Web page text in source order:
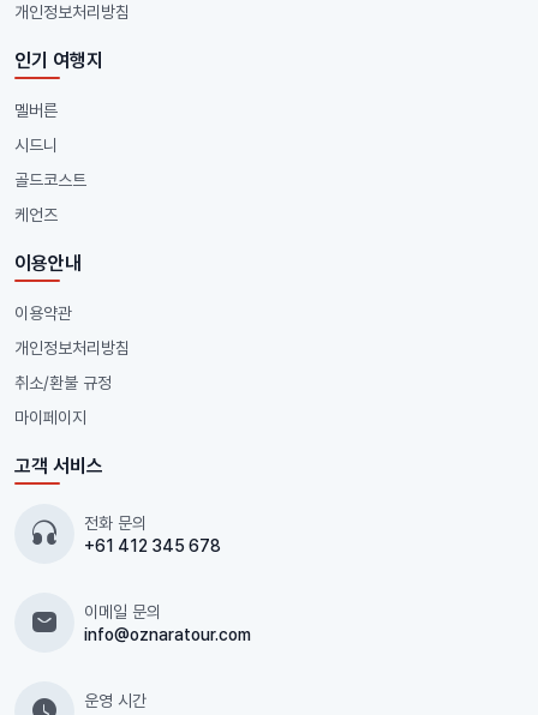
개인정보처리방침
인기 여행지
멜버른
시드니
골드코스트
케언즈
이용안내
이용약관
개인정보처리방침
취소/환불 규정
마이페이지
고객 서비스
전화 문의
+61 412 345 678
이메일 문의
info@oznaratour.com
운영 시간